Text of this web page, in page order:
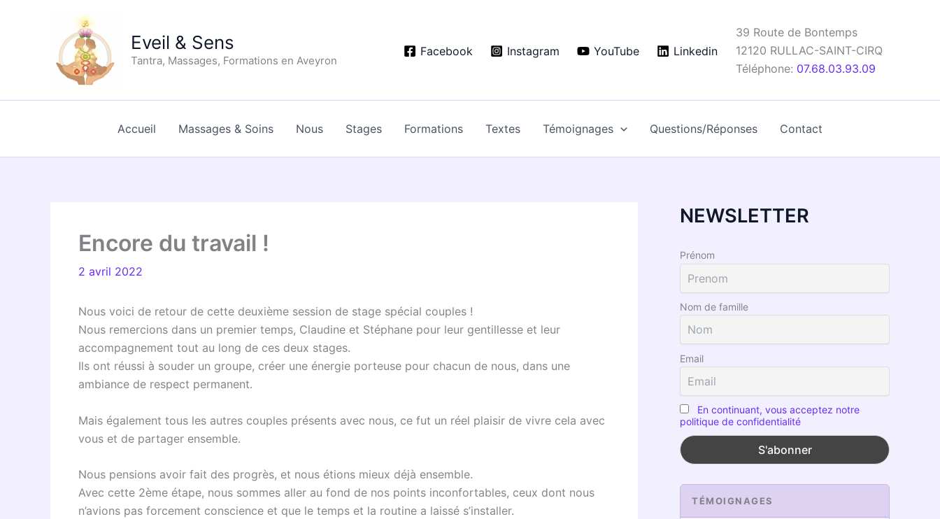
Eveil & Sens
Tantra, Massages, Formations en Aveyron
Facebook Instagram YouTube Linkedin
39 Route de Bontemps
12120 RULLAC-SAINT-CIRQ
Téléphone: 07.68.03.93.09
Accueil Massages & Soins Nous Stages Formations Textes Témoignages Questions/Réponses Contact
Encore du travail !
2 avril 2022
Nous voici de retour de cette deuxième session de stage spécial couples !
Nous remercions dans un premier temps, Claudine et Stéphane pour leur gentillesse et leur
accompagnement tout au long de ces deux stages.
Ils ont réussi à souder un groupe, créer une énergie porteuse pour chacun de nous, dans une
ambiance de respect permanent.
Mais également tous les autres couples présents avec nous, ce fut un réel plaisir de vivre cela avec
vous et de partager ensemble.
Nous pensions avoir fait des progrès, et nous étions mieux déjà ensemble.
Avec cette 2ème étape, nous sommes aller au fond de nos points inconfortables, ceux dont nous
n’avions pas forcement conscience et que le temps et la routine a laissé s’installer.
NEWSLETTER
Prénom
Nom de famille
Email
En continuant, vous acceptez notre
politique de confidentialité
TÉMOIGNAGES